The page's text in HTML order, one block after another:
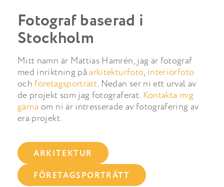
Fotograf baserad i
Stockholm
Mitt namn är Mattias Hamrén, jag är fotograf
med inriktning påarkitekturfoto, interiörfoto
och företagsporträtt. Nedan ser ni ett urval av
de projekt som jag fotograferat. Kontakta mig
gärna om ni är intresserade av fotografering av
era projekt.
ARKITEKTUR
FÖRETAGSPORTRÄTT